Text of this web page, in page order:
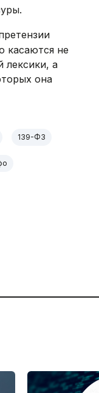
касаются не
лексики, а
она
139-ФЗ